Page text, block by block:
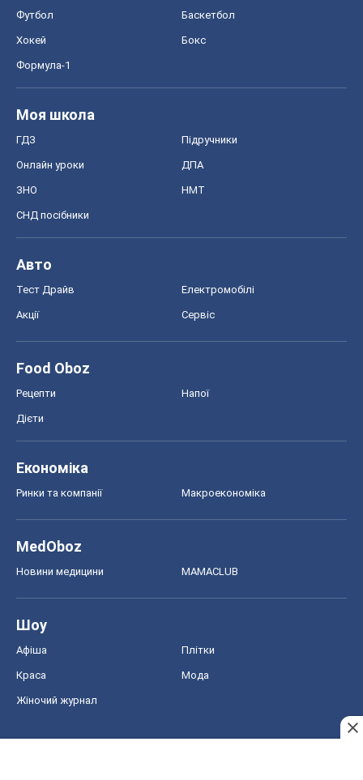
Футбол Баскетбол
Хокей Бокс
Формула-1
Моя школа
ГДЗ Підручники
Онлайн уроки ДПА
ЗНО НМТ
СНД посібники
Авто
Тест Драйв Електромобілі
Акції Сервіс
Food Oboz
Рецепти Напої
Дієти
Економіка
Ринки та компанії Макроекономіка
MedOboz
Новини медицини MAMACLUB
Шоу
Афіша Плітки
Краса Мода
Жіночий журнал